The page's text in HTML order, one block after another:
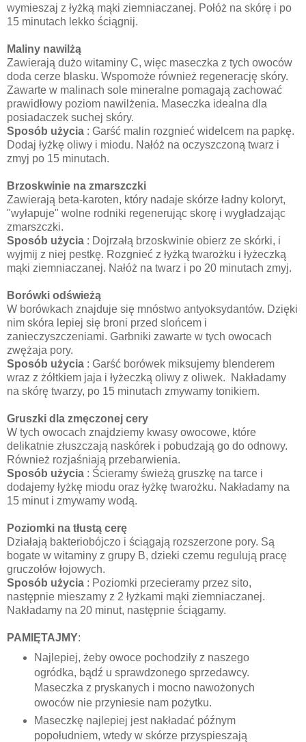
wymieszaj z łyżką mąki ziemniaczanej. Połóż na skórę i po
15 minutach lekko ściągnij.
Maliny nawilżą
Zawierają dużo witaminy C, więc maseczka z tych owoców
doda cerze blasku. Wspomoże również regenerację skóry.
Zawarte w malinach sole mineralne pomagają zachować
prawidłowy poziom nawilżenia. Maseczka idealna dla
posiadaczek suchej skóry.
Sposób użycia : Garść malin rozgnieć widelcem na papkę.
Dodaj łyżkę oliwy i miodu. Nałóż na oczyszczoną twarz i
zmyj po 15 minutach.
Brzoskwinie na zmarszczki
Zawierają beta-karoten, który nadaje skórze ładny koloryt,
"wyłapuje" wolne rodniki regenerując skorę i wygładzając
zmarszczki.
Sposób użycia : Dojrzałą brzoskwinie obierz ze skórki, i
wyjmij z niej pestkę. Rozgnieć z łyżką twarożku i łyżeczką
mąki ziemniaczanej. Nałóż na twarz i po 20 minutach zmyj.
Borówki odświeżą
W borówkach znajduje się mnóstwo antyoksydantów. Dzięki
nim skóra lepiej się broni przed slońcem i
zanieczyszczeniami. Garbniki zawarte w tych owocach
zwężaja pory.
Sposób użycia : Garść borówek miksujemy blenderem
wraz z żółtkiem jaja i łyżeczką oliwy z oliwek. Nakładamy
na skórę twarzy, po 15 minutach zmywamy tonikiem.
Gruszki dla zmęczonej cery
W tych owocach znajdziemy kwasy owocowe, które
delikatnie złuszczają naskórek i pobudzają go do odnowy.
Również rozjaśniają przebarwienia.
Sposób użycia : Ścieramy świeżą gruszkę na tarce i
dodajemy łyżkę miodu oraz łyżkę twarożku. Nakładamy na
15 minut i zmywamy wodą.
Poziomki na tłustą cerę
Działają bakteriobójczo i ściągają rozszerzone pory. Są
bogate w witaminy z grupy B, dzieki czemu regulują pracę
gruczołów łojowych.
Sposób użycia : Poziomki przecieramy przez sito,
następnie mieszamy z 2 łyżkami mąki ziemniaczanej.
Nakładamy na 20 minut, następnie ściągamy.
PAMIĘTAJMY:
Najlepiej, żeby owoce pochodziły z naszego
ogródka, bądź u sprawdzonego sprzedawcy.
Maseczka z pryskanych i mocno nawożonych
owoców nie przyniesie nam pożytku.
Maseczkę najlepiej jest nakładać późnym
popołudniem, wtedy w skórze przyspieszają